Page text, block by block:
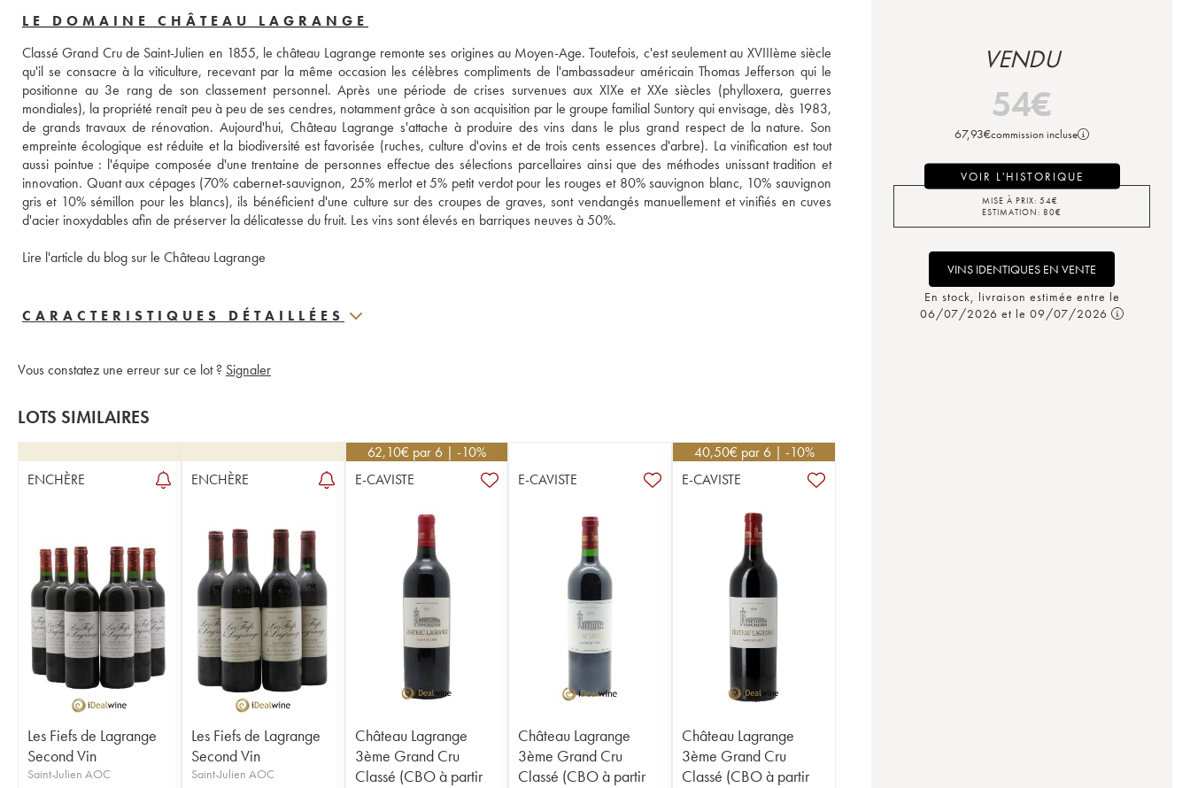
LE DOMAINE CHÂTEAU LAGRANGE
Classé Grand Cru de Saint-Julien en 1855, le château Lagrange remonte ses origines au Moyen-Age. Toutefois, c'est seulement au XVIIIème siècle
qu'il se consacre à la viticulture, recevant par la même occasion les célèbres compliments de l'ambassadeur américain Thomas Jefferson qui le
positionne au 3e rang de son classement personnel. Après une période de crises survenues aux XIXe et XXe siècles (phylloxera, guerres
mondiales), la propriété renaît peu à peu de ses cendres, notamment grâce à son acquisition par le groupe familial Suntory qui envisage, dès 1983,
de grands travaux de rénovation. Aujourd'hui, Château Lagrange s'attache à produire des vins dans le plus grand respect de la nature. Son
empreinte écologique est réduite et la biodiversité est favorisée (ruches, culture d'ovins et de trois cents essences d'arbre). La vinification est tout
aussi pointue : l'équipe composée d'une trentaine de personnes effectue des sélections parcellaires ainsi que des méthodes unissant tradition et
innovation. Quant aux cépages (70% cabernet-sauvignon, 25% merlot et 5% petit verdot pour les rouges et 80% sauvignon blanc, 10% sauvignon
gris et 10% sémillon pour les blancs), ils bénéficient d'une culture sur des croupes de graves, sont vendangés manuellement et vinifiés en cuves
d'acier inoxydables afin de préserver la délicatesse du fruit. Les vins sont élevés en barriques neuves à 50%.
Lire l'article du blog sur le Château Lagrange
CARACTERISTIQUES DÉTAILLÉES
Vous constatez une erreur sur ce lot ? Signaler
LOTS SIMILAIRES
ENCHÈRE
Les Fiefs de Lagrange
Second Vin
Saint-Julien AOC
ENCHÈRE
Les Fiefs de Lagrange
Second Vin
Saint-Julien AOC
62,10€ par 6 | -10%
E-CAVISTE
Château Lagrange
3ème Grand Cru
Classé (CBO à partir
E-CAVISTE
Château Lagrange
3ème Grand Cru
Classé (CBO à partir
40,50€ par 6 | -10%
E-CAVISTE
Château Lagrange
3ème Grand Cru
Classé (CBO à partir
VENDU
54€
67,93€commission incluse
VOIR L'HISTORIQUE
MISE À PRIX: 54€
ESTIMATION: 80€
VINS IDENTIQUES EN VENTE
En stock, livraison estimée entre le
06/07/2026 et le 09/07/2026